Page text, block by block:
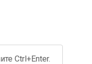
Ctrl+Enter.